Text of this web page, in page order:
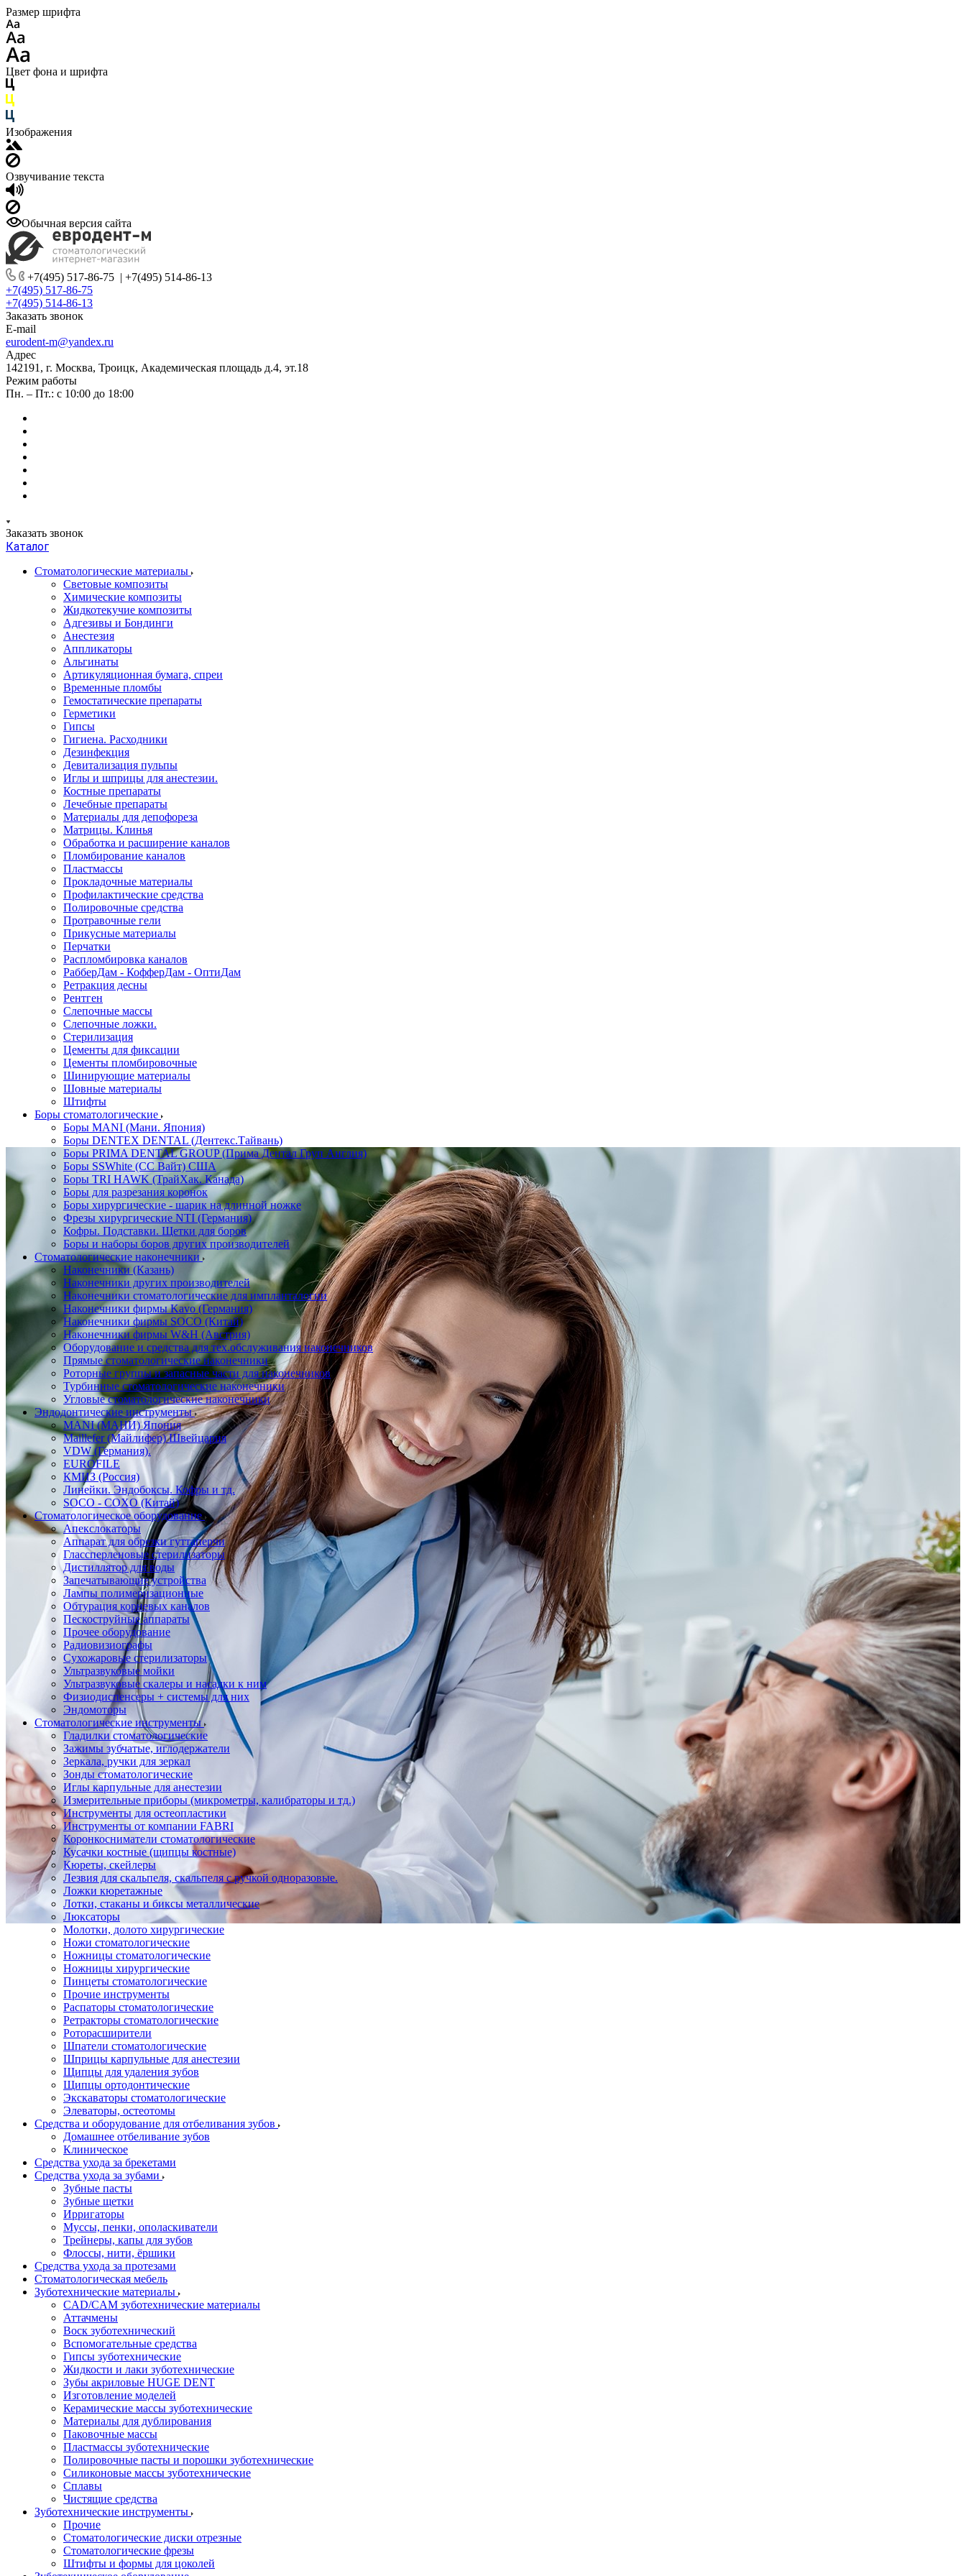
Размер шрифта
Цвет фона и шрифта
Изображения
Озвучивание текста
Обычная версия сайта
+7(495) 517-86-75 | +7(495) 514-86-13
+7(495) 517-86-75
+7(495) 514-86-13
Заказать звонок
E-mail
eurodent-m@yandex.ru
Адрес
142191, г. Москва, Троицк, Академическая площадь д.4, эт.18
Режим работы
Пн. – Пт.: с 10:00 до 18:00
Заказать звонок
Каталог
Стоматологические материалы
Световые композиты
Химические композиты
Жидкотекучие композиты
Адгезивы и Бондинги
Анестезия
Аппликаторы
Альгинаты
Артикуляционная бумага, спреи
Временные пломбы
Гемостатические препараты
Герметики
Гипсы
Гигиена. Расходники
Дезинфекция
Девитализация пульпы
Иглы и шприцы для анестезии.
Костные препараты
Лечебные препараты
Материалы для депофореза
Матрицы. Клинья
Обработка и расширение каналов
Пломбирование каналов
Пластмассы
Прокладочные материалы
Профилактические средства
Полировочные средства
Протравочные гели
Прикусные материалы
Перчатки
Распломбировка каналов
РабберДам - КофферДам - ОптиДам
Ретракция десны
Рентген
Слепочные массы
Слепочные ложки.
Стерилизация
Цементы для фиксации
Цементы пломбировочные
Шинирующие материалы
Шовные материалы
Штифты
Боры стоматологические
Боры MANI (Мани. Япония)
Боры DENTEX DENTAL (Дентекс.Тайвань)
Боры PRIMA DENTAL GROUP (Прима Дентал Груп Англия)
Боры SSWhite (СС Вайт) США
Боры TRI HAWK (ТрайХак. Канада)
Боры для разрезания коронок
Боры хирургические - шарик на длинной ножке
Фрезы хирургические NTI (Германия)
Кофры. Подставки. Щетки для боров
Боры и наборы боров других производителей
Стоматологические наконечники
Наконечники (Казань)
Наконечники других производителей
Наконечники стоматологические для импланталогии
Наконечники фирмы Kavo (Германия)
Наконечники фирмы SOCO (Китай)
Наконечники фирмы W&H (Австрия)
Оборудование и средства для тех.обслуживания наконечников
Прямые стоматологические наконечники
Роторные группы и запасные части для наконечников
Турбинные стоматологические наконечники
Угловые стоматологические наконечники
Эндодонтические инструменты
MANI (МАНИ) Япония
Maillefer (Майлифер) Швейцария
VDW (Германия).
EUROFILE
КМИЗ (Россия)
Линейки. Эндобоксы. Кофры и тд.
SOCO - COXO (Китай)
Стоматологическое оборудование
Апекслокаторы
Аппарат для обрезки гуттаперчи
Глассперленовые стерилизаторы
Дистиллятор для воды
Запечатывающие устройства
Лампы полимеризационные
Обтурация корневых каналов
Пескоструйные аппараты
Прочее оборудование
Радиовизиографы
Сухожаровые стерилизаторы
Ультразвуковые мойки
Ультразвуковые скалеры и насадки к ним
Физиодиспенсеры + системы для них
Эндомоторы
Стоматологические инструменты
Гладилки стоматологические
Зажимы зубчатые, иглодержатели
Зеркала, ручки для зеркал
Зонды стоматологические
Иглы карпульные для анестезии
Измерительные приборы (микрометры, калибраторы и тд.)
Инструменты для остеопластики
Инструменты от компании FABRI
Коронкосниматели стоматологические
Кусачки костные (щипцы костные)
Кюреты, скейлеры
Лезвия для скальпеля, скальпеля с ручкой одноразовые.
Ложки кюретажные
Лотки, стаканы и биксы металлические
Люксаторы
Молотки, долото хирургические
Ножи стоматологические
Ножницы стоматологические
Ножницы хирургические
Пинцеты стоматологические
Прочие инструменты
Распаторы стоматологические
Ретракторы стоматологические
Роторасширители
Шпатели стоматологические
Шприцы карпульные для анестезии
Щипцы для удаления зубов
Щипцы ортодонтические
Экскаваторы стоматологические
Элеваторы, остеотомы
Средства и оборудование для отбеливания зубов
Домашнее отбеливание зубов
Клиническое
Средства ухода за брекетами
Средства ухода за зубами
Зубные пасты
Зубные щетки
Ирригаторы
Муссы, пенки, ополаскиватели
Трейнеры, капы для зубов
Флоссы, нити, ёршики
Средства ухода за протезами
Стоматологическая мебель
Зуботехнические материалы
CAD/CAM зуботехнические материалы
Аттачмены
Воск зуботехнический
Вспомогательные средства
Гипсы зуботехнические
Жидкости и лаки зуботехнические
Зубы акриловые HUGE DENT
Изготовление моделей
Керамические массы зуботехнические
Материалы для дублирования
Паковочные массы
Пластмассы зуботехнические
Полировочные пасты и порошки зуботехнические
Силиконовые массы зуботехнические
Сплавы
Чистящие средства
Зуботехнические инструменты
Прочие
Стоматологические диски отрезные
Стоматологические фрезы
Штифты и формы для цоколей